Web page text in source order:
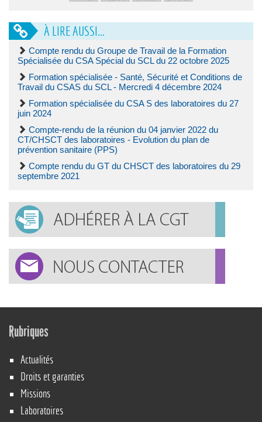
À LIRE AUSSI...
Compte rendu du Groupe de Travail de la Formation
Spécialisée du CSA Spécial du SCL du 22 octobre 2025
Formation spécialisée - Santé, Sécurité et Conditions de
Travail du CSAS du SCL - Mercredi 4 décembre 2024
Formation spécialisée du CSA S des laboratoires du 27
juin 2024
Compte-rendu de la réunion du 04 janvier 2022 du
CT/CHSCT des laboratoires - Evolution du plan de
prévention sanitaire (PPS)
Compte rendu du GT du CHSCT des laboratoires du 29
septembre 2021
Rubriques
Actualités
Droits et garanties
Missions
Laboratoires